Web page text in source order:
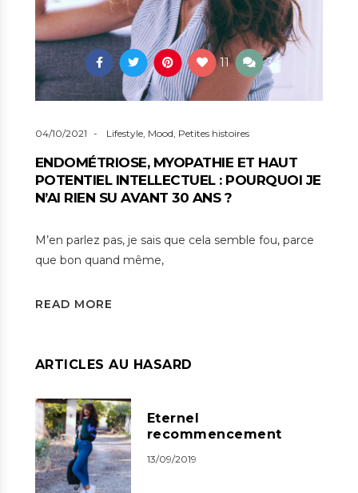
11 3
04/10/2021 Lifestyle, Mood, Petites histoires
ENDOMÉTRIOSE, MYOPATHIE ET HAUT
POTENTIEL INTELLECTUEL : POURQUOI JE
N’AI RIEN SU AVANT 30 ANS ?
M’en parlez pas, je sais que cela semble fou, parce
que bon quand même,
READ MORE
ARTICLES AU HASARD
Eternel
recommencement
13/09/2019